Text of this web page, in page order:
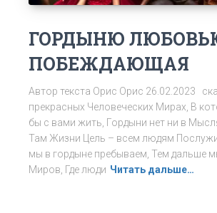
ГОРДЫНЮ
ПОБЕЖДАЮЩАЯ
Автор текста Орис Орис 26.02.2023
прекрасных Человеческих Мирах, В
бы с вами жить, Гордыни нет ни в
Там Жизни Цель – всем людям
мы в гордыне пребываем, Тем дальше
Миров, Где люди Читать дальше…